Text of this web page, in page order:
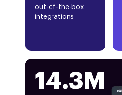
out-of-the-box
integrations
14.3M